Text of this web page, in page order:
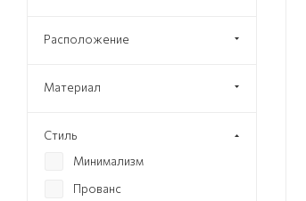
Расположение
Материал
Стиль
Минимализм
Прованс